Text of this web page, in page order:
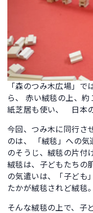
「森のつみ木広場」
ら、 赤い絨毯の上、
紙芝居も使い、 日本
今回、つみ木に同行さ
のは、 「絨毯」への気
のそうじ、絨毯の片付
絨毯は、子どもたちの
の気遣いは、「子ども
たかが絨毯されど絨毯。
そんな絨毯の上で、子